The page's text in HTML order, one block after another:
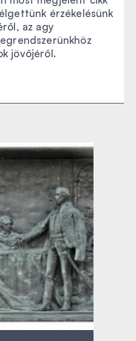
érzékelésünk
az agy
jövőjéről.